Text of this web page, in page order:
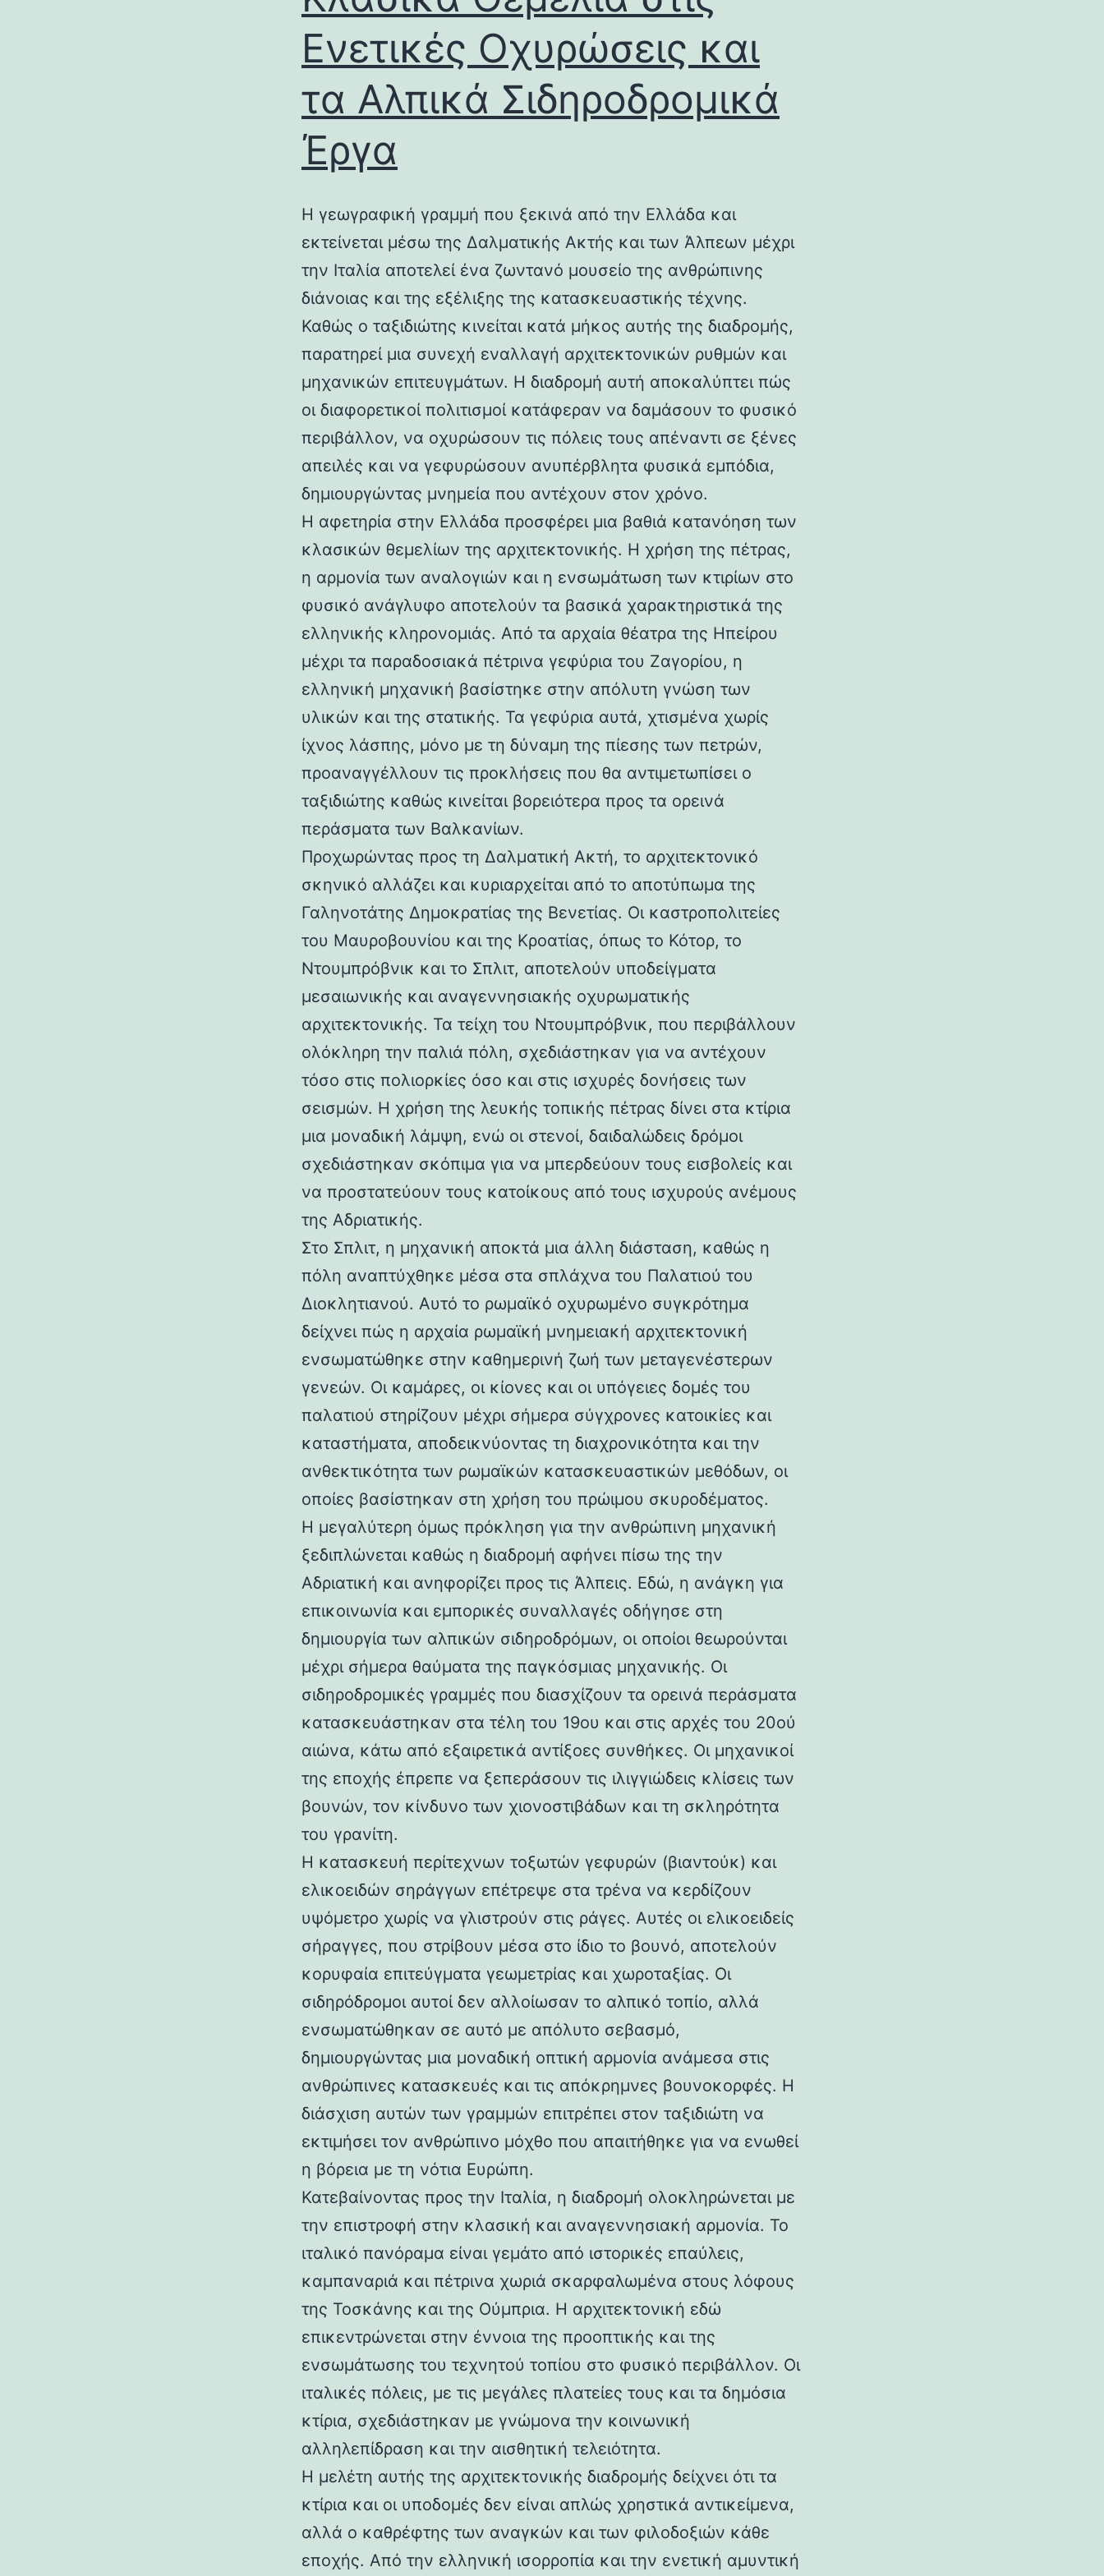
Ενετικές Οχυρώσεις και
τα Αλπικά Σιδηροδρομικά
Έργα
Η γεωγραφική γραμμή που ξεκινά από την Ελλάδα και
εκτείνεται μέσω της Δαλματικής Ακτής και των Άλπεων μέχρι
την Ιταλία αποτελεί ένα ζωντανό μουσείο της ανθρώπινης
διάνοιας και της εξέλιξης της κατασκευαστικής τέχνης.
Καθώς ο ταξιδιώτης κινείται κατά μήκος αυτής της διαδρομής,
παρατηρεί μια συνεχή εναλλαγή αρχιτεκτονικών ρυθμών και
μηχανικών επιτευγμάτων. Η διαδρομή αυτή αποκαλύπτει πώς
οι διαφορετικοί πολιτισμοί κατάφεραν να δαμάσουν το φυσικό
περιβάλλον, να οχυρώσουν τις πόλεις τους απέναντι σε ξένες
απειλές και να γεφυρώσουν ανυπέρβλητα φυσικά εμπόδια,
δημιουργώντας μνημεία που αντέχουν στον χρόνο.
Η αφετηρία στην Ελλάδα προσφέρει μια βαθιά κατανόηση των
κλασικών θεμελίων της αρχιτεκτονικής. Η χρήση της πέτρας,
η αρμονία των αναλογιών και η ενσωμάτωση των κτιρίων στο
φυσικό ανάγλυφο αποτελούν τα βασικά χαρακτηριστικά της
ελληνικής κληρονομιάς. Από τα αρχαία θέατρα της Ηπείρου
μέχρι τα παραδοσιακά πέτρινα γεφύρια του Ζαγορίου, η
ελληνική μηχανική βασίστηκε στην απόλυτη γνώση των
υλικών και της στατικής. Τα γεφύρια αυτά, χτισμένα χωρίς
ίχνος λάσπης, μόνο με τη δύναμη της πίεσης των πετρών,
προαναγγέλλουν τις προκλήσεις που θα αντιμετωπίσει ο
ταξιδιώτης καθώς κινείται βορειότερα προς τα ορεινά
περάσματα των Βαλκανίων.
Προχωρώντας προς τη Δαλματική Ακτή, το αρχιτεκτονικό
σκηνικό αλλάζει και κυριαρχείται από το αποτύπωμα της
Γαληνοτάτης Δημοκρατίας της Βενετίας. Οι καστροπολιτείες
του Μαυροβουνίου και της Κροατίας, όπως το Κότορ, το
Ντουμπρόβνικ και το Σπλιτ, αποτελούν υποδείγματα
μεσαιωνικής και αναγεννησιακής οχυρωματικής
αρχιτεκτονικής. Τα τείχη του Ντουμπρόβνικ, που περιβάλλουν
ολόκληρη την παλιά πόλη, σχεδιάστηκαν για να αντέχουν
τόσο στις πολιορκίες όσο και στις ισχυρές δονήσεις των
σεισμών. Η χρήση της λευκής τοπικής πέτρας δίνει στα κτίρια
μια μοναδική λάμψη, ενώ οι στενοί, δαιδαλώδεις δρόμοι
σχεδιάστηκαν σκόπιμα για να μπερδεύουν τους εισβολείς και
να προστατεύουν τους κατοίκους από τους ισχυρούς ανέμους
της Αδριατικής.
Στο Σπλιτ, η μηχανική αποκτά μια άλλη διάσταση, καθώς η
πόλη αναπτύχθηκε μέσα στα σπλάχνα του Παλατιού του
Διοκλητιανού. Αυτό το ρωμαϊκό οχυρωμένο συγκρότημα
δείχνει πώς η αρχαία ρωμαϊκή μνημειακή αρχιτεκτονική
ενσωματώθηκε στην καθημερινή ζωή των μεταγενέστερων
γενεών. Οι καμάρες, οι κίονες και οι υπόγειες δομές του
παλατιού στηρίζουν μέχρι σήμερα σύγχρονες κατοικίες και
καταστήματα, αποδεικνύοντας τη διαχρονικότητα και την
ανθεκτικότητα των ρωμαϊκών κατασκευαστικών μεθόδων, οι
οποίες βασίστηκαν στη χρήση του πρώιμου σκυροδέματος.
Η μεγαλύτερη όμως πρόκληση για την ανθρώπινη μηχανική
ξεδιπλώνεται καθώς η διαδρομή αφήνει πίσω της την
Αδριατική και ανηφορίζει προς τις Άλπεις. Εδώ, η ανάγκη για
επικοινωνία και εμπορικές συναλλαγές οδήγησε στη
δημιουργία των αλπικών σιδηροδρόμων, οι οποίοι θεωρούνται
μέχρι σήμερα θαύματα της παγκόσμιας μηχανικής. Οι
σιδηροδρομικές γραμμές που διασχίζουν τα ορεινά περάσματα
κατασκευάστηκαν στα τέλη του 19ου και στις αρχές του 20ού
αιώνα, κάτω από εξαιρετικά αντίξοες συνθήκες. Οι μηχανικοί
της εποχής έπρεπε να ξεπεράσουν τις ιλιγγιώδεις κλίσεις των
βουνών, τον κίνδυνο των χιονοστιβάδων και τη σκληρότητα
του γρανίτη.
Η κατασκευή περίτεχνων τοξωτών γεφυρών (βιαντούκ) και
ελικοειδών σηράγγων επέτρεψε στα τρένα να κερδίζουν
υψόμετρο χωρίς να γλιστρούν στις ράγες. Αυτές οι ελικοειδείς
σήραγγες, που στρίβουν μέσα στο ίδιο το βουνό, αποτελούν
κορυφαία επιτεύγματα γεωμετρίας και χωροταξίας. Οι
σιδηρόδρομοι αυτοί δεν αλλοίωσαν το αλπικό τοπίο, αλλά
ενσωματώθηκαν σε αυτό με απόλυτο σεβασμό,
δημιουργώντας μια μοναδική οπτική αρμονία ανάμεσα στις
ανθρώπινες κατασκευές και τις απόκρημνες βουνοκορφές. Η
διάσχιση αυτών των γραμμών επιτρέπει στον ταξιδιώτη να
εκτιμήσει τον ανθρώπινο μόχθο που απαιτήθηκε για να ενωθεί
η βόρεια με τη νότια Ευρώπη.
Κατεβαίνοντας προς την Ιταλία, η διαδρομή ολοκληρώνεται με
την επιστροφή στην κλασική και αναγεννησιακή αρμονία. Το
ιταλικό πανόραμα είναι γεμάτο από ιστορικές επαύλεις,
καμπαναριά και πέτρινα χωριά σκαρφαλωμένα στους λόφους
της Τοσκάνης και της Ούμπρια. Η αρχιτεκτονική εδώ
επικεντρώνεται στην έννοια της προοπτικής και της
ενσωμάτωσης του τεχνητού τοπίου στο φυσικό περιβάλλον. Οι
ιταλικές πόλεις, με τις μεγάλες πλατείες τους και τα δημόσια
κτίρια, σχεδιάστηκαν με γνώμονα την κοινωνική
αλληλεπίδραση και την αισθητική τελειότητα.
Η μελέτη αυτής της αρχιτεκτονικής διαδρομής δείχνει ότι τα
κτίρια και οι υποδομές δεν είναι απλώς χρηστικά αντικείμενα,
αλλά ο καθρέφτης των αναγκών και των φιλοδοξιών κάθε
εποχής. Από την ελληνική ισορροπία και την ενετική αμυντική